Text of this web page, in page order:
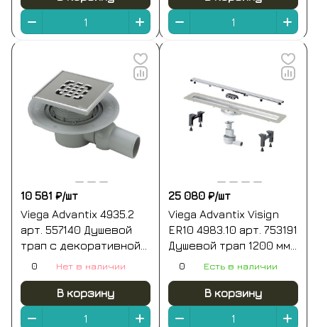
10 581 ₽/шт
Viega Advantix 4935.2
арт. 557140 Душевой
трап с декоративной
панелью 150*150 мм
0 Нет в наличии
В корзину
25 080 ₽/шт
Viega Advantix Visign
ER10 4983.10 арт. 753191
Душевой трап 1200 мм |
комплект с
панелью (нержавеющая
сталь)
0 Есть в наличии
В корзину